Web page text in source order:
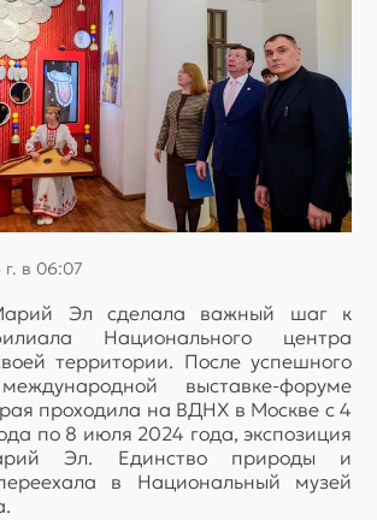
в 06:07
Эл сделала важный шаг к
Национального центра
территории. После успешного
выставке-форуме
проходила на ВДНХ в Москве с 4
по 8 июля 2024 года, экспозиция
Эл. Единство природы и
в Национальный музей